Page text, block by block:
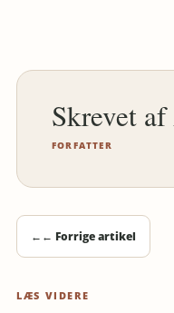
FORFATTER
← ← Forrige artikel
LÆS VIDERE